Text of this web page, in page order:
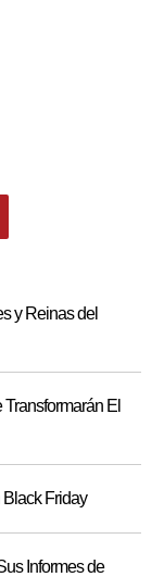
y Reinas del
El
Black Friday
Informes de